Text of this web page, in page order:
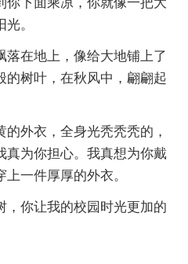
。
落在地上，像给大地铺上了
的树叶，在秋风中，翩翩起
外衣，全身光秃秃秃的，
真为你担心。我真想为你戴
一件厚厚的外衣。
，你让我的校园时光更加的